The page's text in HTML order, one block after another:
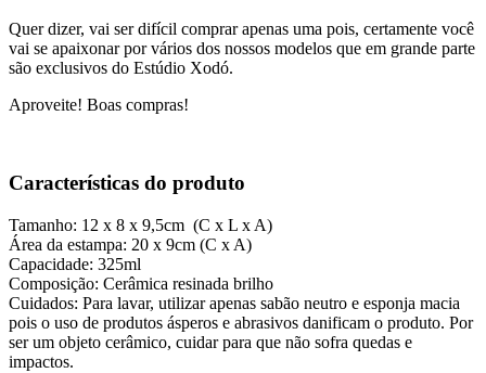
Quer dizer, vai ser difícil comprar apenas uma pois, certamente você
vai se apaixonar por vários dos nossos modelos que em grande parte
são exclusivos do Estúdio Xodó.
Aproveite! Boas compras!
Características do produto
Tamanho: 12 x 8 x 9,5cm (C x L x A)
Área da estampa: 20 x 9cm (C x A)
Capacidade: 325ml
Composição: Cerâmica resinada brilho
Cuidados: Para lavar, utilizar apenas sabão neutro e esponja macia
pois o uso de produtos ásperos e abrasivos danificam o produto. Por
ser um objeto cerâmico, cuidar para que não sofra quedas e
impactos.